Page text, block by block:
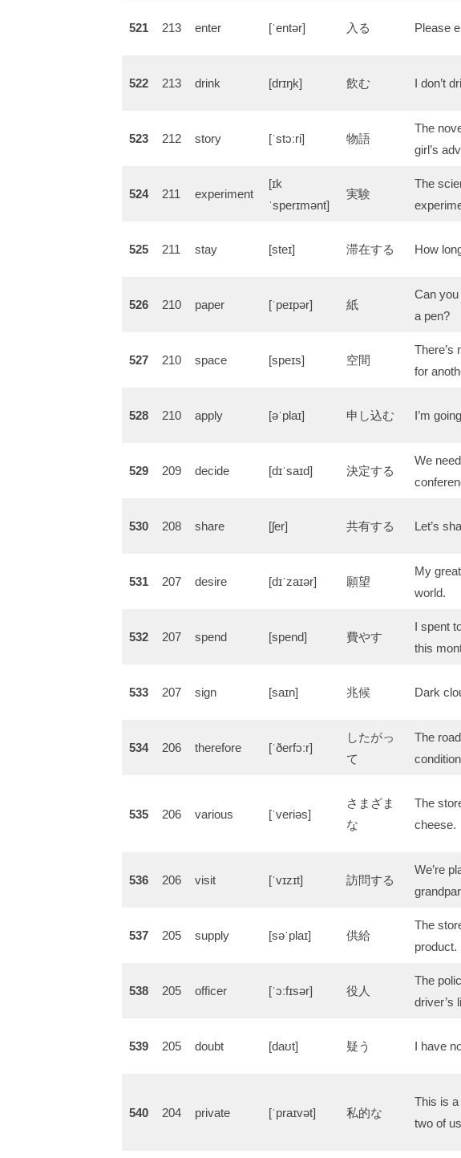
521 213 enter [ˈentər] 入る Please
522 213 drink [drɪŋk] 飲む I don’t
523 212 story [ˈstɔːri] 物語
The
girl’s
524 211 experiment
[ɪk
ˈsperɪmənt]
実験
The
525 211 stay [steɪ] 滞在する How
526 210 paper [ˈpeɪpər] 紙
Can you
a pen?
527 210 space [speɪs] 空間
There’s
for
528 210 apply [əˈplaɪ] 申し込む I’m
529 209 decide [dɪˈsaɪd] 決定する
We
530 208 share [ʃer] 共有する Let’s
531 207 desire [dɪˈzaɪər] 願望
My
world.
532 207 spend [spend] 費やす
I spent
this
533 207 sign [saɪn] 兆候 Dark
534 206 therefore [ˈðerfɔːr]
したがっ
て
The
535 206 various [ˈveriəs]
さまざま
な
The
cheese.
536 206 visit [ˈvɪzɪt] 訪問する
We’re
537 205 supply [səˈplaɪ] 供給
The
product.
538 205 officer [ˈɔːfɪsər] 役人
The
driver’s
539 205 doubt [daʊt] 疑う I have
540 204 private [ˈpraɪvət] 私的な
This is
two of